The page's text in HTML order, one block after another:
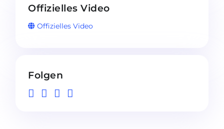
Offizielles Video
Offizielles Video
Folgen